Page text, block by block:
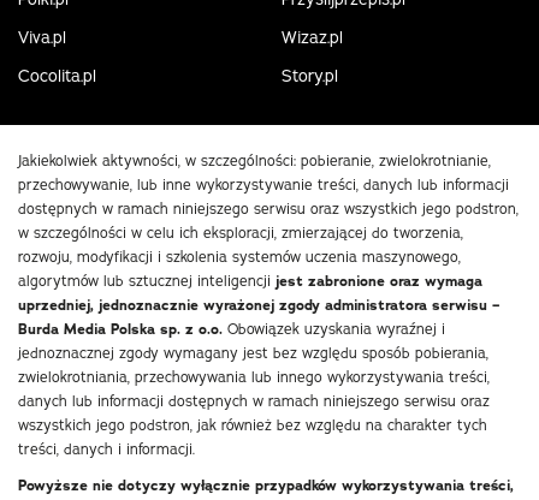
Viva.pl
Wizaz.pl
Cocolita.pl
Story.pl
Jakiekolwiek aktywności, w szczególności: pobieranie, zwielokrotnianie,
przechowywanie, lub inne wykorzystywanie treści, danych lub informacji
dostępnych w ramach niniejszego serwisu oraz wszystkich jego podstron,
w szczególności w celu ich eksploracji, zmierzającej do tworzenia,
rozwoju, modyfikacji i szkolenia systemów uczenia maszynowego,
algorytmów lub sztucznej inteligencji jest zabronione oraz wymaga
uprzedniej, jednoznacznie wyrażonej zgody administratora serwisu –
Burda Media Polska sp. z o.o. Obowiązek uzyskania wyraźnej i
jednoznacznej zgody wymagany jest bez względu sposób pobierania,
zwielokrotniania, przechowywania lub innego wykorzystywania treści,
danych lub informacji dostępnych w ramach niniejszego serwisu oraz
wszystkich jego podstron, jak również bez względu na charakter tych
treści, danych i informacji.
Powyższe nie dotyczy wyłącznie przypadków wykorzystywania treści,